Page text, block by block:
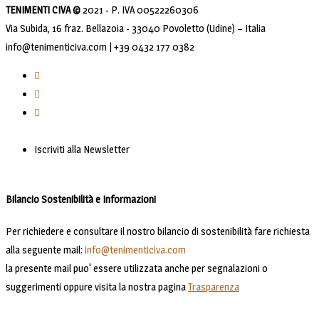
TENIMENTI CIVA ©2021 - P. IVA 00522260306
Via Subida, 16 fraz. Bellazoia - 33040 Povoletto (Udine) – Italia
info@tenimenticiva.com | +39 0432 177 0382
Iscriviti alla Newsletter
Bilancio Sostenibilità e Informazioni
Per richiedere e consultare il nostro bilancio di sostenibilità fare richiesta
alla seguente mail: info@tenimenticiva.com
la presente mail puo' essere utilizzata anche per segnalazioni o
suggerimenti oppure visita la nostra paginaTrasparenza